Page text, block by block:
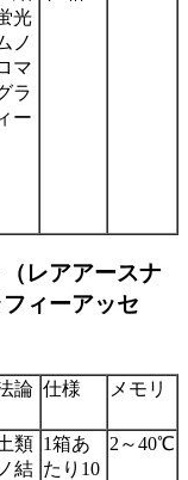
光
ノ
マ
ラ
ー
レアアースナ
ィーアッセ
論 仕様 メモリ
類
結
1箱あ
たり10
2～40℃